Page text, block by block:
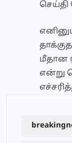
செய்தி
மீதான
என்று